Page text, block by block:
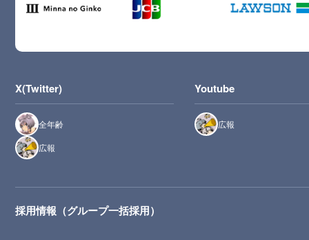
X(Twitter)
全年齢
広報
Youtube
広報
採用情報（グループ一括採用）